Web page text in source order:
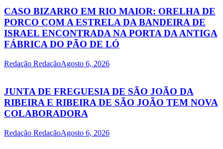
CASO BIZARRO EM RIO MAIOR: ORELHA DE
PORCO COM A ESTRELA DA BANDEIRA DE
ISRAEL ENCONTRADA NA PORTA DA ANTIGA
FÁBRICA DO PÃO DE LÓ
Redação RedaçãoAgosto 6, 2026
JUNTA DE FREGUESIA DE SÃO JOÃO DA
RIBEIRA E RIBEIRA DE SÃO JOÃO TEM NOVA
COLABORADORA
Redação RedaçãoAgosto 6, 2026